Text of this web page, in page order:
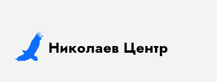
Николаев Центр